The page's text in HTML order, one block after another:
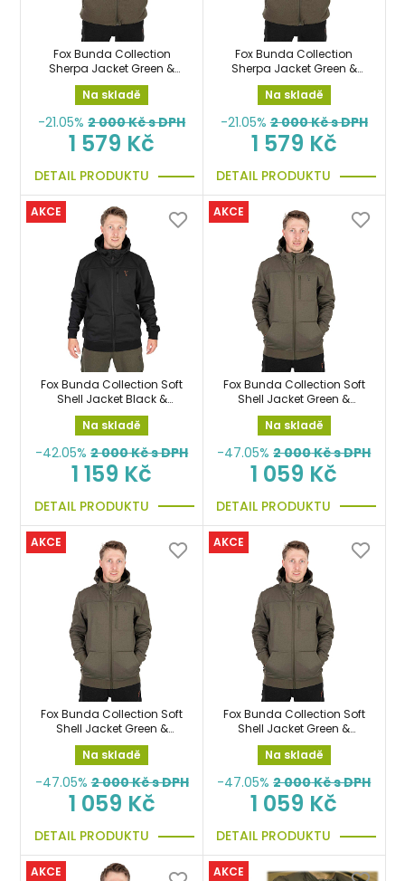
Fox Bunda Collection
Sherpa Jacket Green &
Black vel.XL
Na skladě
-21.05% 2 000Kč s DPH
1 579 Kč
DETAIL PRODUKTU
Fox Bunda Collection
Sherpa Jacket Green &
Black vel.XXL
Na skladě
-21.05% 2 000Kč s DPH
1 579 Kč
DETAIL PRODUKTU
AKCE
Fox Bunda Collection Soft
Shell Jacket Black &
Orange vel.L
Na skladě
-42.05% 2 000Kč s DPH
1 159 Kč
DETAIL PRODUKTU
AKCE
Fox Bunda Collection Soft
Shell Jacket Green &
Black vel.L
Na skladě
-47.05% 2 000Kč s DPH
1 059 Kč
DETAIL PRODUKTU
AKCE
Fox Bunda Collection Soft
Shell Jacket Green &
Black vel.XL
Na skladě
-47.05% 2 000Kč s DPH
1 059 Kč
DETAIL PRODUKTU
AKCE
Fox Bunda Collection Soft
Shell Jacket Green &
Black vel.XXL
Na skladě
-47.05% 2 000Kč s DPH
1 059 Kč
DETAIL PRODUKTU
AKCE AKCE